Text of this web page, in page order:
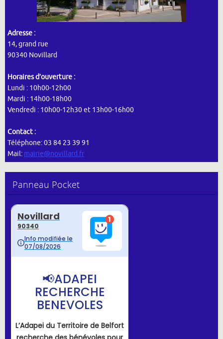
Adresse :
14, grand rue
90340 Novillard
Horaires d’ouverture :
Lundi : 10h00-12h00
Mardi : 14h00-18h00
Vendredi : 10h00-12h30 et 13h00-16h00
Contact :
Téléphone: 03 84 23 39 91
Mail: mairie@novillard.fr
Panneau Pocket